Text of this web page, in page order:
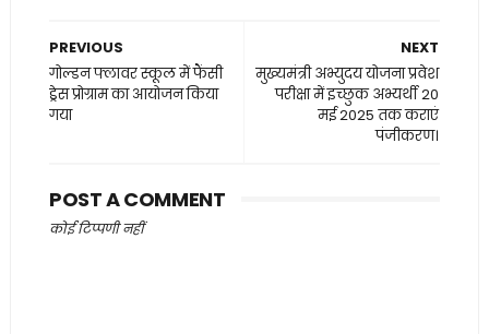
NEXT
मुख्यमंत्री अभ्युदय योजना प्रवेश
परीक्षा में इच्छुक अभ्यर्थी 20
मई 2025 तक कराएं
पंजीकरण।
PREVIOUS
गोल्डन फ्लावर स्कूल में फैंसी
ड्रेस प्रोग्राम का आयोजन किया
गया
POST A COMMENT
कोई टिप्पणी नहीं